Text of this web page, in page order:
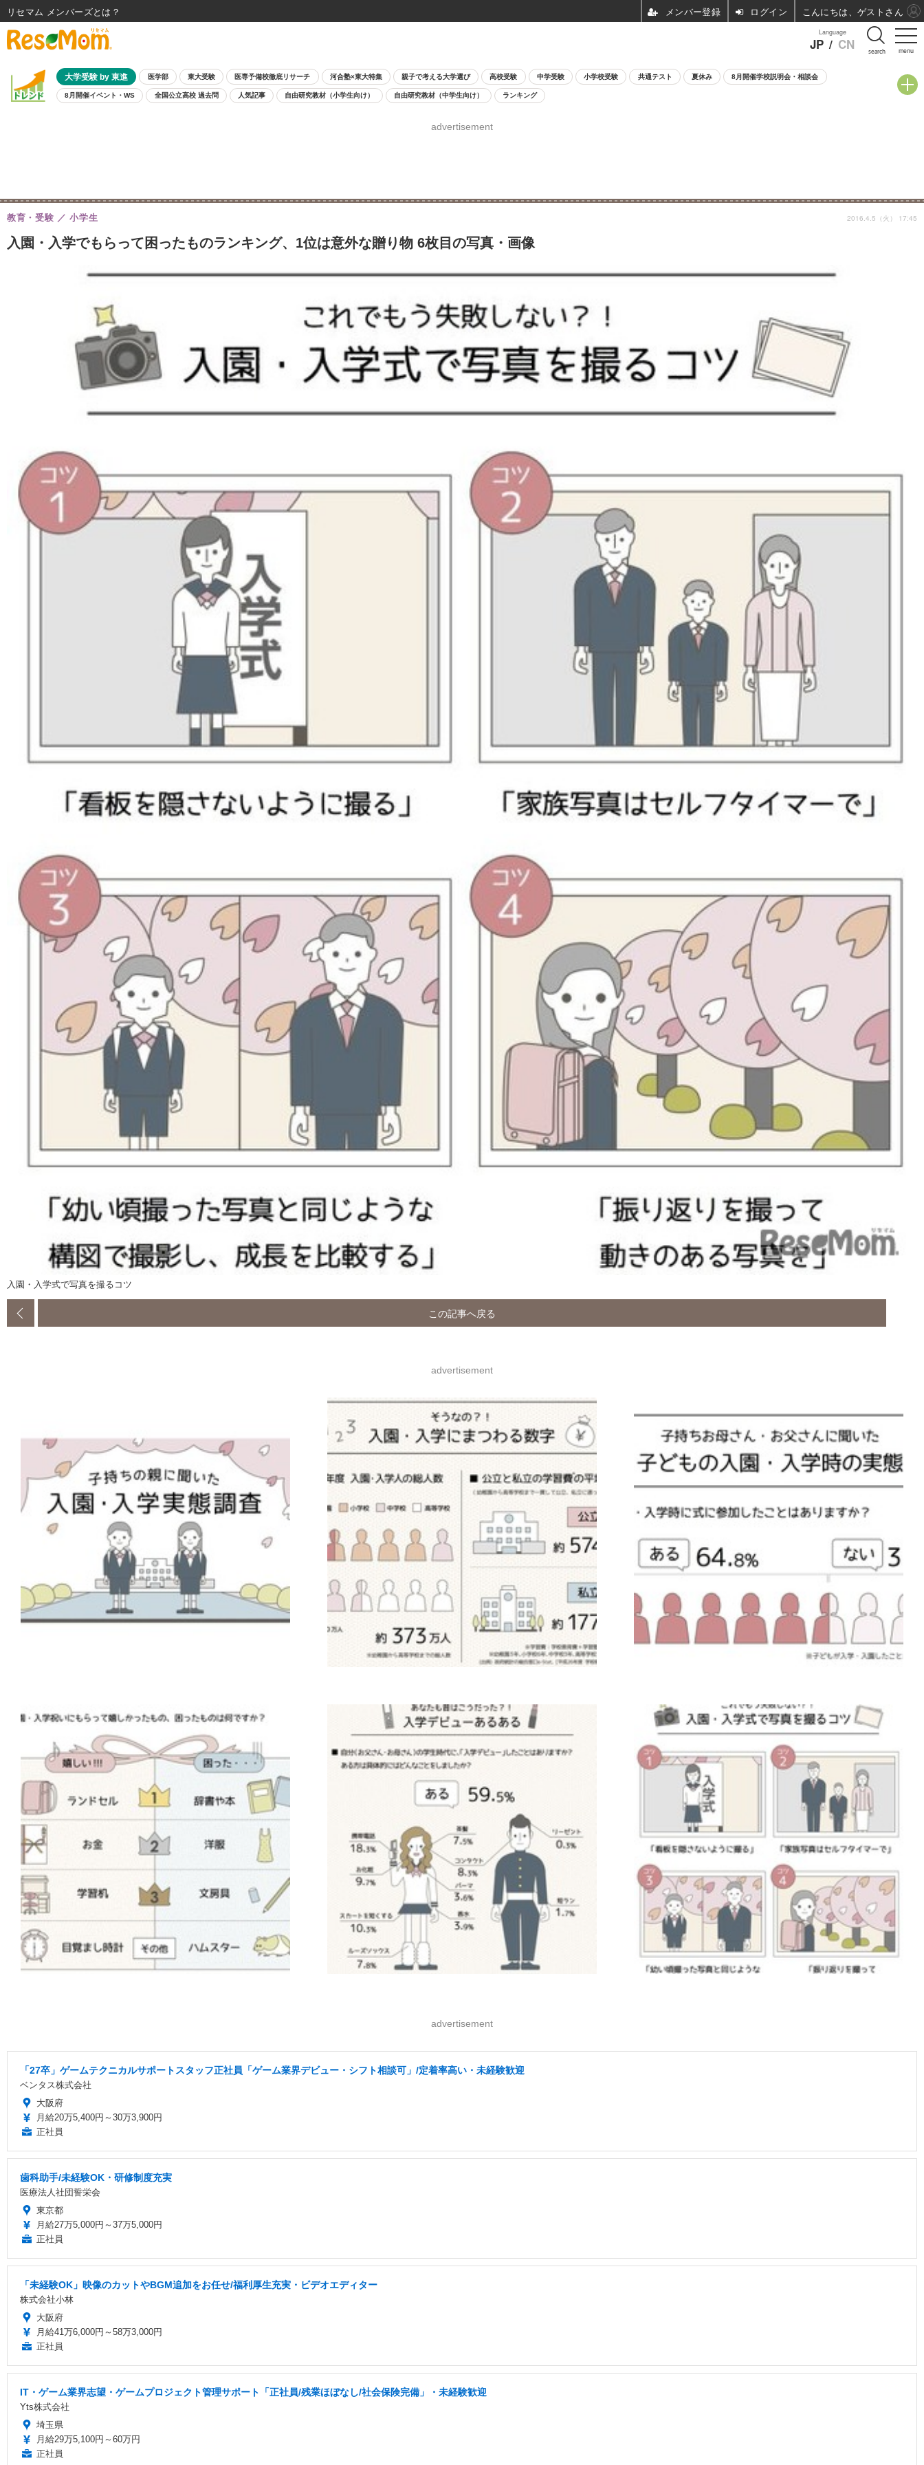
menu
Language
JP / CN search
大学受験 by 東進 医学部 東大受験 医専予備校徹底リサーチ 河合塾×東大特集 親子で考える大学選び 高校受験 中学受験 小学校受験 共通テスト 夏休み 8月開催学校説明会・相談会
8月開催イベント・WS 全国公立高校 過去問 人気記事 自由研究教材（小学生向け） 自由研究教材（中学生向け） ランキング
advertisement
入園・入学でもらって困ったものランキング、1位は意外な贈り物 6枚目の写真・画像
教育・受験 小学生 2016.4.5（火） 17:45
入園・入学式で写真を撮るコツ
この記事へ戻る
advertisement
advertisement
「27卒」ゲームテクニカルサポートスタッフ正社員「ゲーム業界デビュー・シフト相談可」/定着率高い・未経験歓迎
ベンタス株式会社
大阪府
月給20万5,400円～30万3,900円
正社員
歯科助手/未経験OK・研修制度充実
医療法人社団誓栄会
東京都
月給27万5,000円～37万5,000円
正社員
「未経験OK」映像のカットやBGM追加をお任せ/福利厚生充実・ビデオエディター
株式会社小林
大阪府
月給41万6,000円～58万3,000円
正社員
IT・ゲーム業界志望・ゲームプロジェクト管理サポート「正社員/残業ほぼなし/社会保険完備」・未経験歓迎
Yts株式会社
埼玉県
月給29万5,100円～60万円
正社員
リセマム メンバーズ ログイン こんにちは、ゲストさん